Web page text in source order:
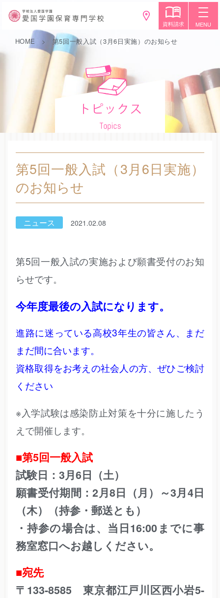
資料請求 MENU
HOME 第5回一般入試（3月6日実施）のお知らせ
第5回一般入試（3月6日実施）
のお知らせ
ニュース 2021.02.08
第5回一般入試の実施および願書受付のお知
らせです。
今年度最後の入試になります。
進路に迷っている高校3年生の皆さん、まだ
まだ間に合います。
資格取得をお考えの社会人の方、ぜひご検討
ください
※入学試験は感染防止対策を十分に施したう
えで開催します。
■第5回一般入試
試験日：3月6日（土）
願書受付期間：2月8日（月）～3月4日
（木）（持参・郵送とも）
・持参の場合は、当日16:00までに事
務室窓口へお越しください。
■宛先
〒133-8585 東京都江戸川区西小岩5-